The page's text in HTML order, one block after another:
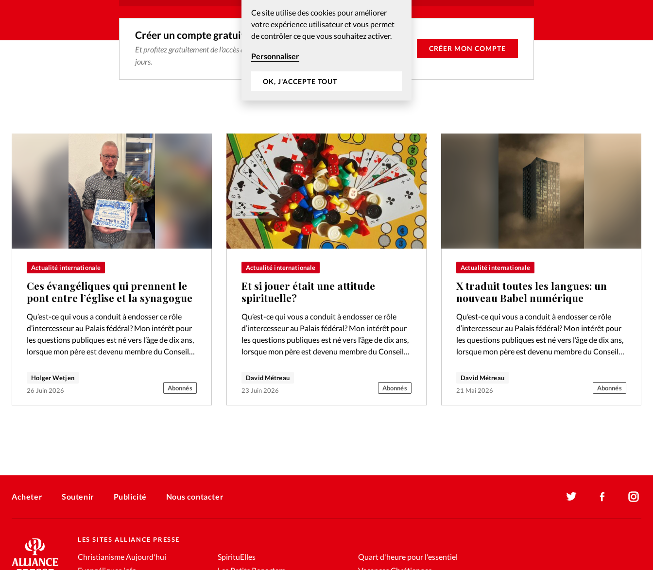
Ce site utilise des cookies pour améliorer
votre expérience utilisateur et vous permet
de contrôler ce que vous souhaitez activer.
Personnaliser
OK, J'ACCEPTE TOUT
Créer un compte gratuitement
Et profitez gratuitement de l'accès aux articles web réservés aux abonnés pendant 14
jours.
CRÉER MON COMPTE
Actualité internationale
Ces évangéliques qui prennent le
pont entre l’église et la synagogue
Qu’est-ce qui vous a conduit à endosser ce rôle
d’intercesseur au Palais fédéral? Mon intérêt pour
les questions publiques est né vers l’âge de dix ans,
lorsque mon père est devenu membre du Conseil
Holger Wetjen
26 Juin 2026
Abonnés
Actualité internationale
Et si jouer était une attitude
spirituelle?
Qu’est-ce qui vous a conduit à endosser ce rôle
d’intercesseur au Palais fédéral? Mon intérêt pour
les questions publiques est né vers l’âge de dix ans,
lorsque mon père est devenu membre du Conseil
David Métreau
23 Juin 2026
Abonnés
Actualité internationale
X traduit toutes les langues: un
nouveau Babel numérique
Qu’est-ce qui vous a conduit à endosser ce rôle
d’intercesseur au Palais fédéral? Mon intérêt pour
les questions publiques est né vers l’âge de dix ans,
lorsque mon père est devenu membre du Conseil
David Métreau
21 Mai 2026
Abonnés
Acheter Soutenir Publicité Nous contacter
LES SITES ALLIANCE PRESSE
Christianisme Aujourd'hui
SpirituElles
Quart d'heure pour l'essentiel